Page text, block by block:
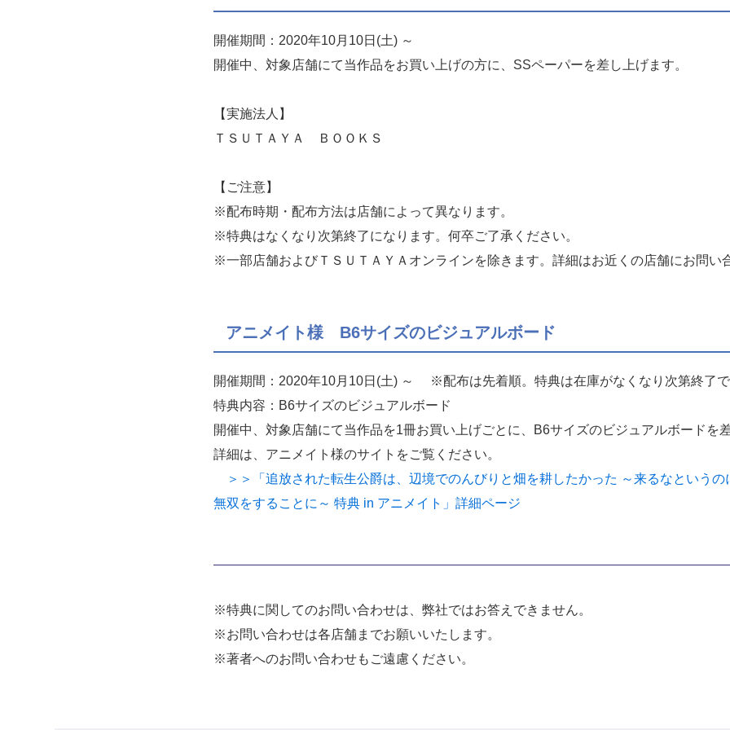
開催期間：2020年10月10日(土) ～
開催中、対象店舗にて当作品をお買い上げの方に、SSペーパーを差し上げます。
【実施法人】
ＴＳＵＴＡＹＡ ＢＯＯＫＳ
【ご注意】
※配布時期・配布方法は店舗によって異なります。
※特典はなくなり次第終了になります。何卒ご了承ください。
※一部店舗およびＴＳＵＴＡＹＡオンラインを除きます。詳細はお近くの店舗にお問い
アニメイト様 B6サイズのビジュアルボード
開催期間：2020年10月10日(土) ～ ※配布は先着順。特典は在庫がなくなり次第終了で
特典内容：B6サイズのビジュアルボード
開催中、対象店舗にて当作品を1冊お買い上げごとに、B6サイズのビジュアルボードを
詳細は、アニメイト様のサイトをご覧ください。
＞＞「追放された転生公爵は、辺境でのんびりと畑を耕したかった ～来るなというの
無双をすることに～ 特典 in アニメイト」詳細ページ
※特典に関してのお問い合わせは、弊社ではお答えできません。
※お問い合わせは各店舗までお願いいたします。
※著者へのお問い合わせもご遠慮ください。